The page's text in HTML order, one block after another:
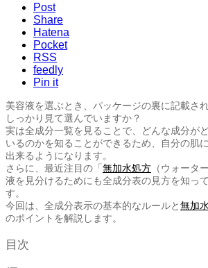
Post
Share
Hatena
Pocket
RSS
feedly
Pin it
美容液を選ぶとき、パッケージの裏に記載さ
しっかり見て選んでいますか？
実は全成分一覧を見ることで、どんな成分が
いるのかを知ることができるため、自分の肌
出来るようになります。
さらに、最近注目の「 無加水処方 （ウォータ
液を見分けるためにも全成分表の見方を知っ
す。
今回は、全成分表示の基本的なルールと無加
のポイントを解説します。
目次